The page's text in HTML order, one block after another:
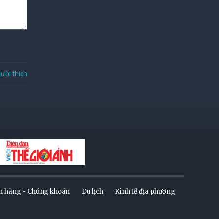
thích
hàng - Chứng khoán Du lịch
Kinh tế địa phương